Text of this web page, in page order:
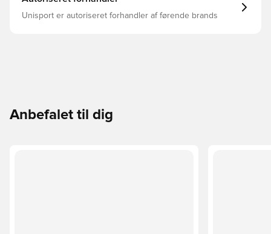
Unisport er autoriseret forhandler af førende brands
Anbefalet til dig